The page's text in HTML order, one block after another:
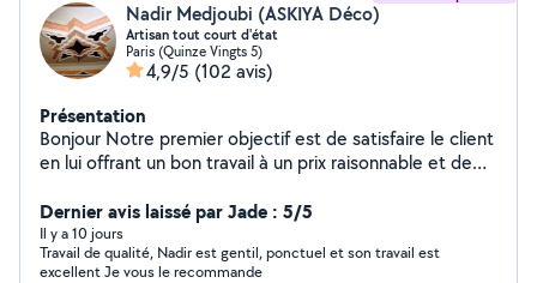
Nadir Medjoubi (ASKIYA Déco)
Artisan tout court d'état
Paris (Quinze Vingts 5)
4,9/5 (102 avis)
Présentation
Bonjour Notre premier objectif est de satisfaire le client
en lui offrant un bon travail à un prix raisonnable et de
conquérir un nouveau client nous sommes à votre
service à toute moment n'hésitez pas à nous contacter
Dernier avis laissé par Jade : 5/5
Il y a 10 jours
Travail de qualité, Nadir est gentil, ponctuel et son travail est
excellent Je vous le recommande